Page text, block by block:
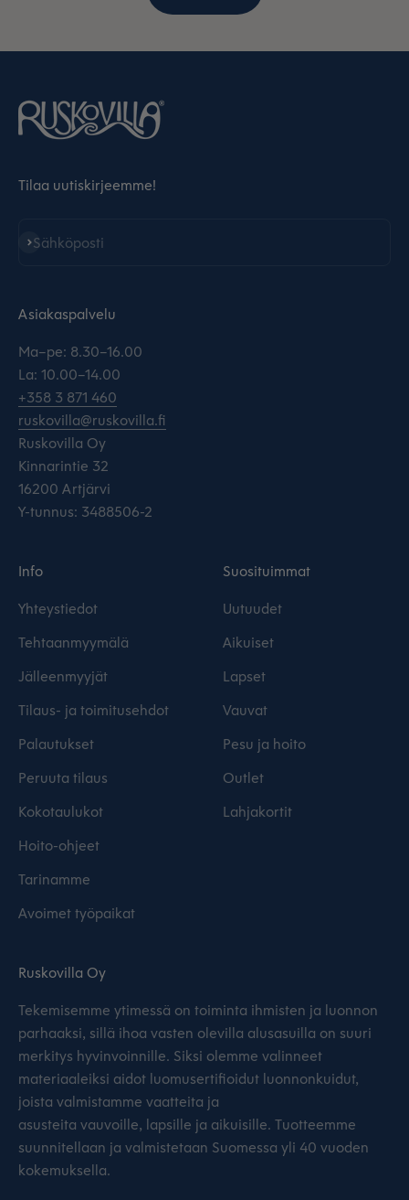
Tilaa uutiskirjeemme!
Sähköposti
Tilaa
Asiakaspalvelu
Ma–pe: 8.30–16.00
La: 10.00–14.00
+358 3 871 460
ruskovilla@ruskovilla.fi
Ruskovilla Oy
Kinnarintie 32
16200 Artjärvi
Y-tunnus: 3488506-2
Info
Yhteystiedot
Tehtaanmyymälä
Jälleenmyyjät
Tilaus- ja toimitusehdot
Palautukset
Peruuta tilaus
Kokotaulukot
Hoito-ohjeet
Tarinamme
Avoimet työpaikat
Suosituimmat
Uutuudet
Aikuiset
Lapset
Vauvat
Pesu ja hoito
Outlet
Lahjakortit
Ruskovilla Oy
Tekemisemme ytimessä on toiminta ihmisten ja luonnon
parhaaksi, sillä ihoa vasten olevilla alusasuilla on suuri
merkitys hyvinvoinnille. Siksi olemme valinneet
materiaaleiksi aidot luomusertifioidut luonnonkuidut,
joista valmistamme vaatteita ja
asusteita vauvoille, lapsille ja aikuisille. Tuotteemme
suunnitellaan ja valmistetaan Suomessa yli 40 vuoden
kokemuksella.